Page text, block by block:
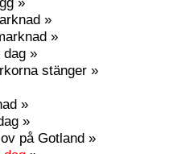
»
»
dag »
stänger »
»
»
på Gotland »